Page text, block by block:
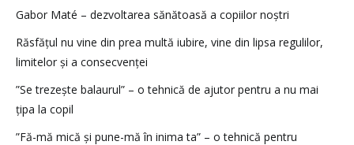
Gabor Maté – dezvoltarea sănătoasă a copiilor noștri
Răsfățul nu vine din prea multă iubire, vine din lipsa regulilor,
limitelor și a consecvenței
”Se trezește balaurul” – o tehnică de ajutor pentru a nu mai
țipa la copil
”Fă-mă mică și pune-mă în inima ta” – o tehnică pentru